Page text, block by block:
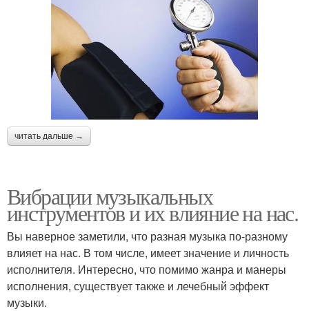
читать дальше →
Вибрации музыкальных
инструментов и их влияние на нас.
Вы наверное заметили, что разная музыка по-разному
влияет на нас. В том числе, имеет значение и личность
исполнителя. Интересно, что помимо жанра и манеры
исполнения, существует также и лечебный эффект
музыки.